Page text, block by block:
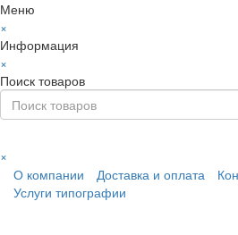
Меню
×
Информация
×
Поиск товаров
×
О компании
Доставка и оплата
Услуги типографии